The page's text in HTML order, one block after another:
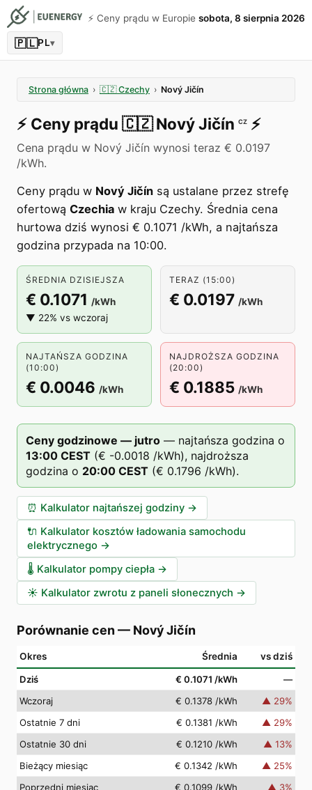
⚡️ Ceny prądu w Europie sobota, 8 sierpnia 2026
🇵🇱PL▾
Strona główna › 🇨🇿 Czechy › Nový Jičín
⚡️ Ceny prądu 🇨🇿 Nový Jičín CZ ⚡️
Cena prądu w Nový Jičín wynosi teraz € 0.0197
/kWh.
Ceny prądu w Nový Jičín są ustalane przez strefę
ofertową Czechia w kraju Czechy. Średnia cena
hurtowa dziś wynosi € 0.1071 /kWh, a najtańsza
godzina przypada na 10:00.
ŚREDNIA DZISIEJSZA
€ 0.1071 /kWh
▼ 22% vs wczoraj
TERAZ (15:00)
€ 0.0197 /kWh
NAJTAŃSZA GODZINA
(10:00)
€ 0.0046 /kWh
NAJDROŻSZA GODZINA
(20:00)
€ 0.1885 /kWh
Ceny godzinowe — jutro — najtańsza godzina o
13:00 CEST (€ -0.0018 /kWh), najdroższa
godzina o 20:00 CEST (€ 0.1796 /kWh).
⏰ Kalkulator najtańszej godziny →
🔌 Kalkulator kosztów ładowania samochodu
elektrycznego →
🌡️ Kalkulator pompy ciepła →
☀️ Kalkulator zwrotu z paneli słonecznych →
Porównanie cen — Nový Jičín
Okres Średnia vs dziś
Dziś € 0.1071 /kWh
—
Wczoraj
€ 0.1378 /kWh ▲ 29%
Ostatnie 7 dni
€ 0.1381 /kWh ▲ 29%
Ostatnie 30 dni
€ 0.1210 /kWh ▲ 13%
Bieżący miesiąc
€ 0.1342 /kWh ▲ 25%
Poprzedni miesiąc
€ 0.1099 /kWh ▲ 3%